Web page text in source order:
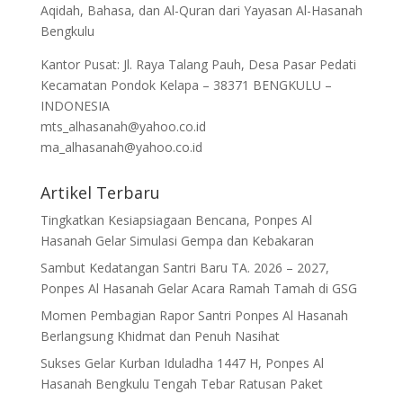
Aqidah, Bahasa, dan Al-Quran dari Yayasan Al-Hasanah
Bengkulu
Kantor Pusat: Jl. Raya Talang Pauh, Desa Pasar Pedati
Kecamatan Pondok Kelapa – 38371 BENGKULU –
INDONESIA
mts_alhasanah@yahoo.co.id
ma_alhasanah@yahoo.co.id
Artikel Terbaru
Tingkatkan Kesiapsiagaan Bencana, Ponpes Al
Hasanah Gelar Simulasi Gempa dan Kebakaran
Sambut Kedatangan Santri Baru TA. 2026 – 2027,
Ponpes Al Hasanah Gelar Acara Ramah Tamah di GSG
Momen Pembagian Rapor Santri Ponpes Al Hasanah
Berlangsung Khidmat dan Penuh Nasihat
Sukses Gelar Kurban Iduladha 1447 H, Ponpes Al
Hasanah Bengkulu Tengah Tebar Ratusan Paket